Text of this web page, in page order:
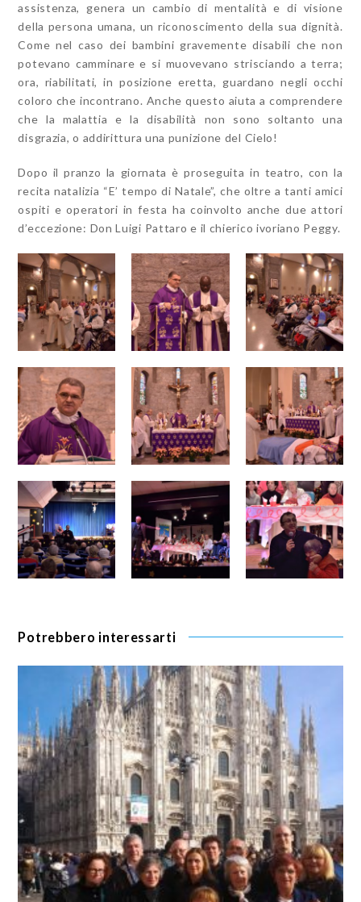
assistenza, genera un cambio di mentalità e di visione
della persona umana, un riconoscimento della sua dignità.
Come nel caso dei bambini gravemente disabili che non
potevano camminare e si muovevano strisciando a terra;
ora, riabilitati, in posizione eretta, guardano negli occhi
coloro che incontrano. Anche questo aiuta a comprendere
che la malattia e la disabilità non sono soltanto una
disgrazia, o addirittura una punizione del Cielo!
Dopo il pranzo la giornata è proseguita in teatro, con la
recita natalizia “E’ tempo di Natale”, che oltre a tanti amici
ospiti e operatori in festa ha coinvolto anche due attori
d’eccezione: Don Luigi Pattaro e il chierico ivoriano Peggy.
Potrebbero interessarti